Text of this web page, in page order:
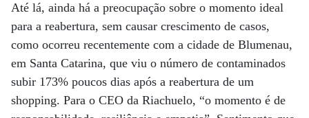
Até lá, ainda há a preocupação sobre o momento ideal
para a reabertura, sem causar crescimento de casos,
como ocorreu recentemente com a cidade de Blumenau,
em Santa Catarina, que viu o número de contaminados
subir 173% poucos dias após a reabertura de um
shopping. Para o CEO da Riachuelo, “o momento é de